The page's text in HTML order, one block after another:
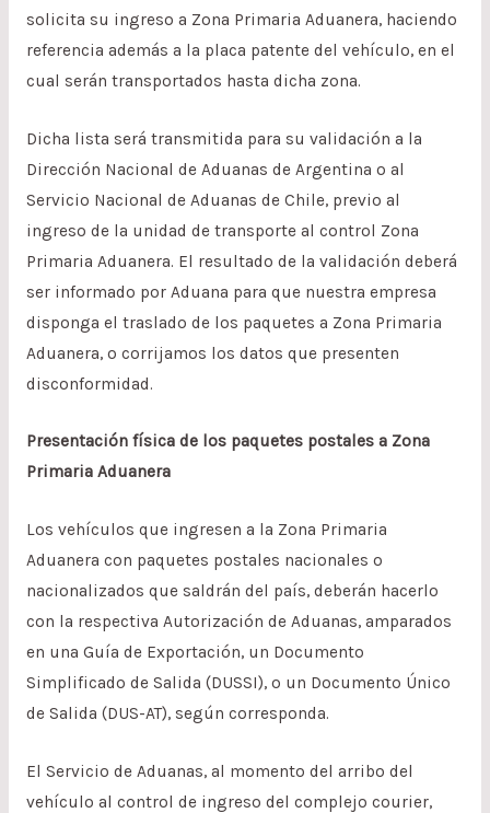
solicita su ingreso a Zona Primaria Aduanera, haciendo
referencia además a la placa patente del vehículo, en el
cual serán transportados hasta dicha zona.
Dicha lista será transmitida para su validación a la
Dirección Nacional de Aduanas de Argentina o al
Servicio Nacional de Aduanas de Chile, previo al
ingreso de la unidad de transporte al control Zona
Primaria Aduanera. El resultado de la validación deberá
ser informado por Aduana para que nuestra empresa
disponga el traslado de los paquetes a Zona Primaria
Aduanera, o corrijamos los datos que presenten
disconformidad.
Presentación física de los paquetes postales a Zona
Primaria Aduanera
Los vehículos que ingresen a la Zona Primaria
Aduanera con paquetes postales nacionales o
nacionalizados que saldrán del país, deberán hacerlo
con la respectiva Autorización de Aduanas, amparados
en una Guía de Exportación, un Documento
Simplificado de Salida (DUSSI), o un Documento Único
de Salida (DUS-AT), según corresponda.
El Servicio de Aduanas, al momento del arribo del
vehículo al control de ingreso del complejo courier,